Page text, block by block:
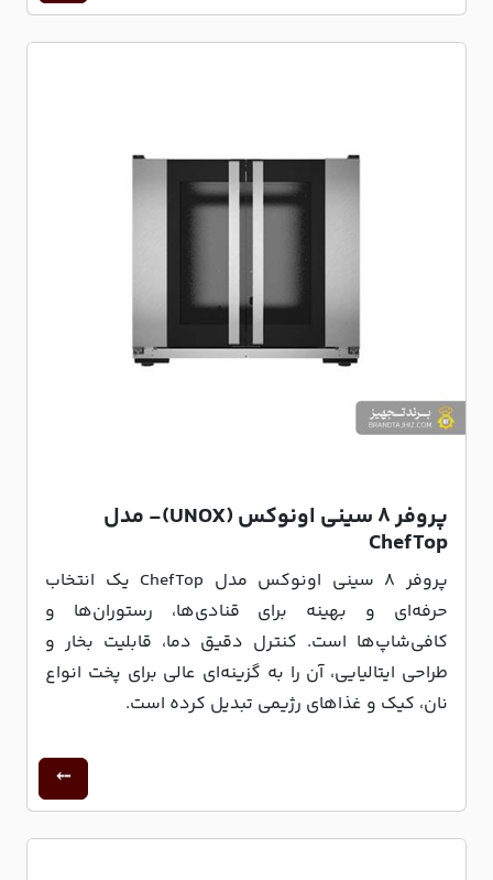
پروفر 8 سینی اونوکس (UNOX)- مدل
ChefTop
پروفر ۸ سینی اونوکس مدل ChefTop یک انتخاب
حرفه‌ای و بهینه برای قنادی‌ها، رستوران‌ها و
کافی‌شاپ‌ها است. کنترل دقیق دما، قابلیت بخار و
طراحی ایتالیایی، آن را به گزینه‌ای عالی برای پخت انواع
نان، کیک و غذاهای رژیمی تبدیل کرده است.